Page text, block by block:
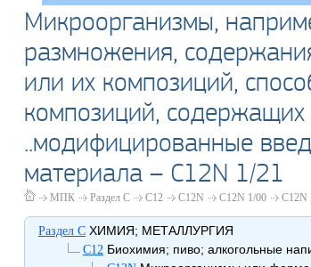
Микроорганизмы,
размножения,
или их композиций,
композиций,
..модифицированные
материала – C12N 1/21
МПК Раздел C C12 C12N C12N 1/00 C12N
Раздел CХИМИЯ; МЕТАЛЛУРГИЯ
C12 Биохимия; пиво; алкогольные